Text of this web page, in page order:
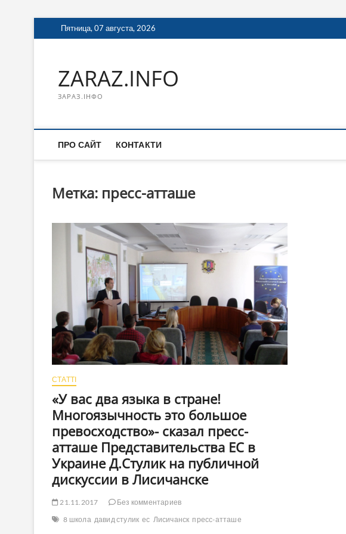
Перейти
к
Пятница, 07 августа, 2026
ZARAZ.INFO
ЗАРАЗ.ІНФО
ПРО САЙТ КОНТАКТИ
Метка: пресс-атташе
СТАТТІ
«У вас два языка в стране!
Многоязычность это большое
превосходство»- сказал пресс-
атташе Представительства ЕС в
Украине Д.Стулик на публичной
дискуссии в Лисичанске
21.11.2017
Без комментариев
8 школа давид стулик ес Лисичанск пресс-атташе